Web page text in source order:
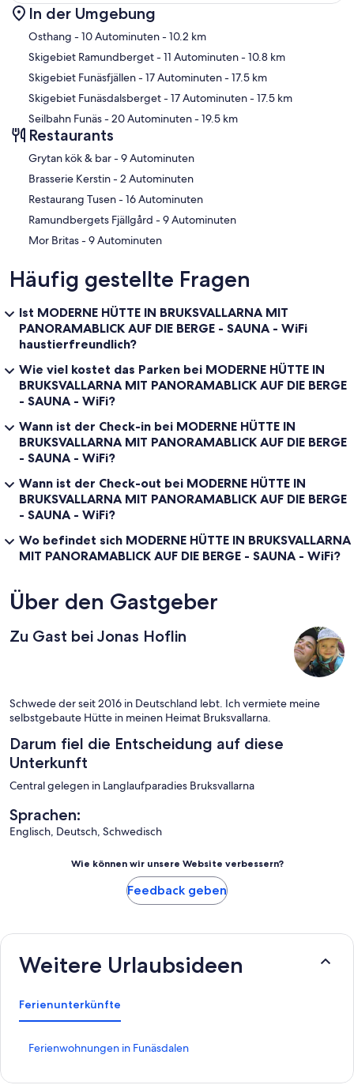
Karte
In der Umgebung
Osthang - 10 Autominuten- 10.2 km
Skigebiet Ramundberget- 11 Autominuten- 10.8 km
Skigebiet Funäsfjällen- 17 Autominuten- 17.5 km
Skigebiet Funäsdalsberget- 17 Autominuten- 17.5 km
Seilbahn Funäs- 20 Autominuten- 19.5 km
Restaurants
‪Grytan kök & bar - ‬9 Autominuten
‪Brasserie Kerstin - ‬2 Autominuten
‪Restaurang Tusen - ‬16 Autominuten
‪Ramundbergets Fjällgård - ‬9 Autominuten
‪Mor Britas - ‬9 Autominuten
Häufig gestellte Fragen
Ist MODERNE HÜTTE IN BRUKSVALLARNA MIT
PANORAMABLICK AUF DIE BERGE - SAUNA - WiFi
haustierfreundlich?
Wie viel kostet das Parken bei MODERNE HÜTTE IN
BRUKSVALLARNA MIT PANORAMABLICK AUF DIE BERGE
- SAUNA - WiFi?
Wann ist der Check-in bei MODERNE HÜTTE IN
BRUKSVALLARNA MIT PANORAMABLICK AUF DIE BERGE
- SAUNA - WiFi?
Wann ist der Check-out bei MODERNE HÜTTE IN
BRUKSVALLARNA MIT PANORAMABLICK AUF DIE BERGE
- SAUNA - WiFi?
Wo befindet sich MODERNE HÜTTE IN BRUKSVALLARNA
MIT PANORAMABLICK AUF DIE BERGE - SAUNA - WiFi?
Über den Gastgeber
Zu Gast bei Jonas Hoflin
Schwede der seit 2016 in Deutschland lebt. Ich vermiete meine
selbstgebaute Hütte in meinen Heimat Bruksvallarna.
Darum fiel die Entscheidung auf diese
Unterkunft
Central gelegen in Langlaufparadies Bruksvallarna
Sprachen:
Englisch, Deutsch, Schwedisch
Wie können wir unsere Website verbessern?
Feedback geben
Weitere Urlaubsideen
Ferienunterkünfte
Ferienwohnungen in Funäsdalen
L